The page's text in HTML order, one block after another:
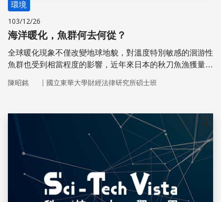
環境
103/12/26
海洋暖化，魚群何去何從？
全球暖化現象不僅改變地球地貌，對溫度特別敏感的洄游性
魚群也受到相當程度的影響，近年來日本的秋刀魚漁獲量逐
是否還能見到豐富美麗的海洋生態系呢？
陳昭銘 ｜ 國立東華大學財經法律研究所碩士班
儲存